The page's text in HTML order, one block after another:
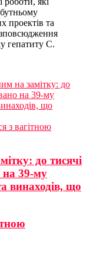
проектів та
гепатиту С.
на замітку: до
на 39-му
що
з вагітною
до тисячі
на 39-му
винаходів, що